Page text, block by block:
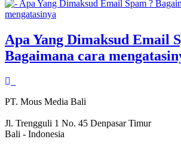
Apa Yang Dimaksud Email
Bagaimana cara
PT. Mous Media Bali
Jl. Trengguli 1 No. 45 Denpasar Timur
Bali - Indonesia